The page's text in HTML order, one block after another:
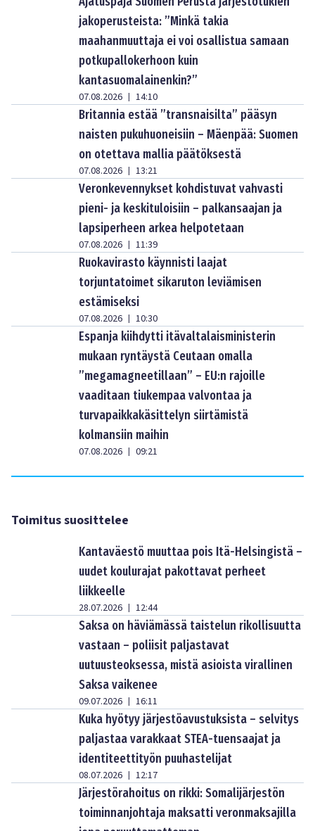
jakoperusteista: ”Minkä takia
maahanmuuttaja ei voi osallistua samaan
potkupallokerhoon kuin
kantasuomalainenkin?”
07.08.2026 | 14:10
Britannia estää ”transnaisilta” pääsyn
naisten pukuhuoneisiin – Mäenpää: Suomen
on otettava mallia päätöksestä
07.08.2026 | 13:21
Veronkevennykset kohdistuvat vahvasti
pieni- ja keskituloisiin – palkansaajan ja
lapsiperheen arkea helpotetaan
07.08.2026 | 11:39
Ruokavirasto käynnisti laajat
torjuntatoimet sikaruton leviämisen
estämiseksi
07.08.2026 | 10:30
Espanja kiihdytti itävaltalaisministerin
mukaan ryntäystä Ceutaan omalla
”megamagneetillaan” – EU:n rajoille
vaaditaan tiukempaa valvontaa ja
turvapaikkakäsittelyn siirtämistä
kolmansiin maihin
07.08.2026 | 09:21
Toimitus suosittelee
Kantaväestö muuttaa pois Itä-Helsingistä –
uudet koulurajat pakottavat perheet
liikkeelle
28.07.2026 | 12:44
Saksa on häviämässä taistelun rikollisuutta
vastaan – poliisit paljastavat
uutuusteoksessa, mistä asioista virallinen
Saksa vaikenee
09.07.2026 | 16:11
Kuka hyötyy järjestöavustuksista – selvitys
paljastaa varakkaat STEA-tuensaajat ja
identiteettityön puuhastelijat
08.07.2026 | 12:17
Järjestörahoitus on rikki: Somalijärjestön
toiminnanjohtaja maksatti veronmaksajilla